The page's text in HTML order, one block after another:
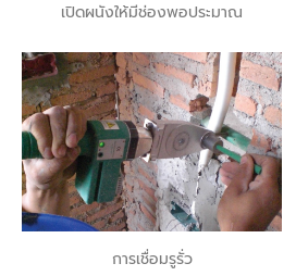
เปิดผนังให้มีช่องพอประมาณ
การเชื่อมรูรั่ว